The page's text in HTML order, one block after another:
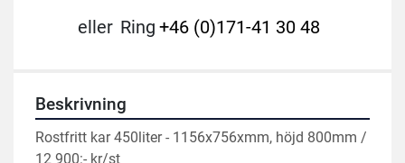
eller Ring +46 (0)171-41 30 48
Beskrivning
Rostfritt kar 450liter - 1156x756xmm, höjd 800mm /
12 900:- kr/st